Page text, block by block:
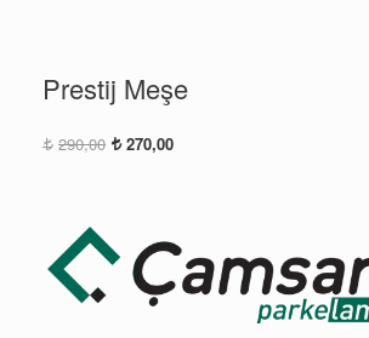
Prestij Meşe
290,00 Orijinal
270,00Şu